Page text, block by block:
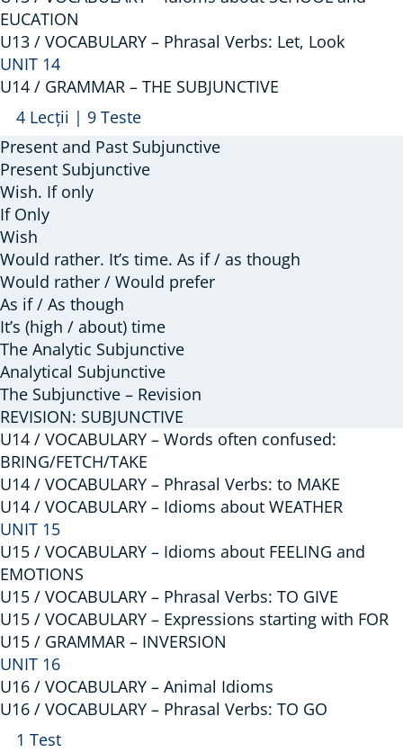
EUCATION
U13 / VOCABULARY – Phrasal Verbs: Let, Look
UNIT 14
U14 / GRAMMAR – THE SUBJUNCTIVE
Arată
U14
/
GRAMMAR
–
THE
SUBJUNCTIVE
4 Lecții | 9 Teste
Present and Past Subjunctive
Present Subjunctive
Wish. If only
If Only
Wish
Would rather. It’s time. As if / as though
Would rather / Would prefer
As if / As though
It’s (high / about) time
The Analytic Subjunctive
Analytical Subjunctive
The Subjunctive – Revision
REVISION: SUBJUNCTIVE
U14 / VOCABULARY – Words often confused:
BRING/FETCH/TAKE
U14 / VOCABULARY – Phrasal Verbs: to MAKE
U14 / VOCABULARY – Idioms about WEATHER
UNIT 15
U15 / VOCABULARY – Idioms about FEELING and
EMOTIONS
U15 / VOCABULARY – Phrasal Verbs: TO GIVE
U15 / VOCABULARY – Expressions starting with FOR
U15 / GRAMMAR – INVERSION
UNIT 16
U16 / VOCABULARY – Animal Idioms
U16 / VOCABULARY – Phrasal Verbs: TO GO
Arată
U16
1 Test